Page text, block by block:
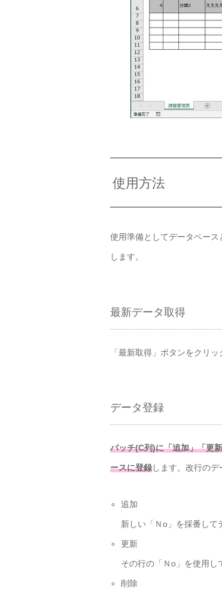
使用方法
使用準備としてデータベー
します。
最新データ取得
「最新取得」ボタンをクリ
データ登録
バッチ(C列)に「追加」「更
ースに登録します。改行の
追加
新しい「Ｎo」を採番して
更新
その行の「Ｎo」を使用し
削除